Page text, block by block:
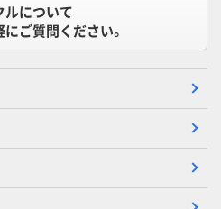
ルについて
にご質問ください。